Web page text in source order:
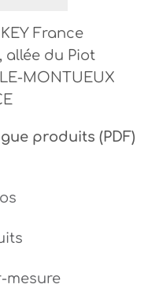
France
allée du Piot
MONTUEUX
produits (PDF)
mesure